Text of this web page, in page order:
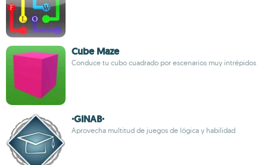
Cube Maze
Conduce tu cubo cuadrado por escenarios muy intrépidos
·GINAB·
Aprovecha multitud de juegos de lógica y habilidad